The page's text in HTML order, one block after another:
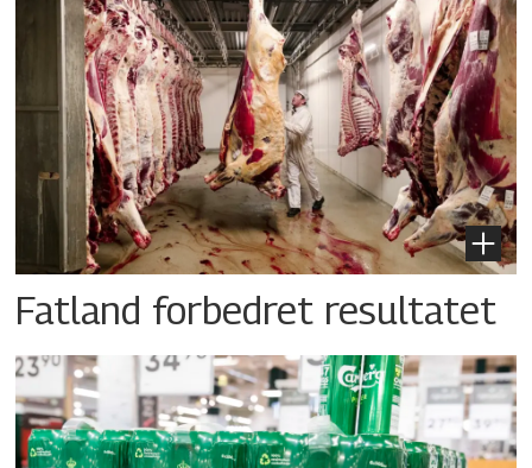
Fatland forbedret resultatet